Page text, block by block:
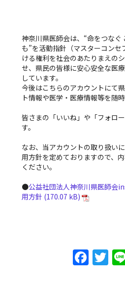
神奈川県医師会は、“命をつなぐ
も”を活動指針（マスターコンセ
ける権利を社会のあたりまえの
せ、県民の皆様に安心安全な医
しています。
今後はこちらのアカウントにて
ト情報や医学・医療情報等を随
皆さまの「いいね」や「フォロ
す。
なお、当アカウントの取り扱い
用方針を定めておりますので、
ください。
●公益社団法人神奈川県医師会
用方針
F T